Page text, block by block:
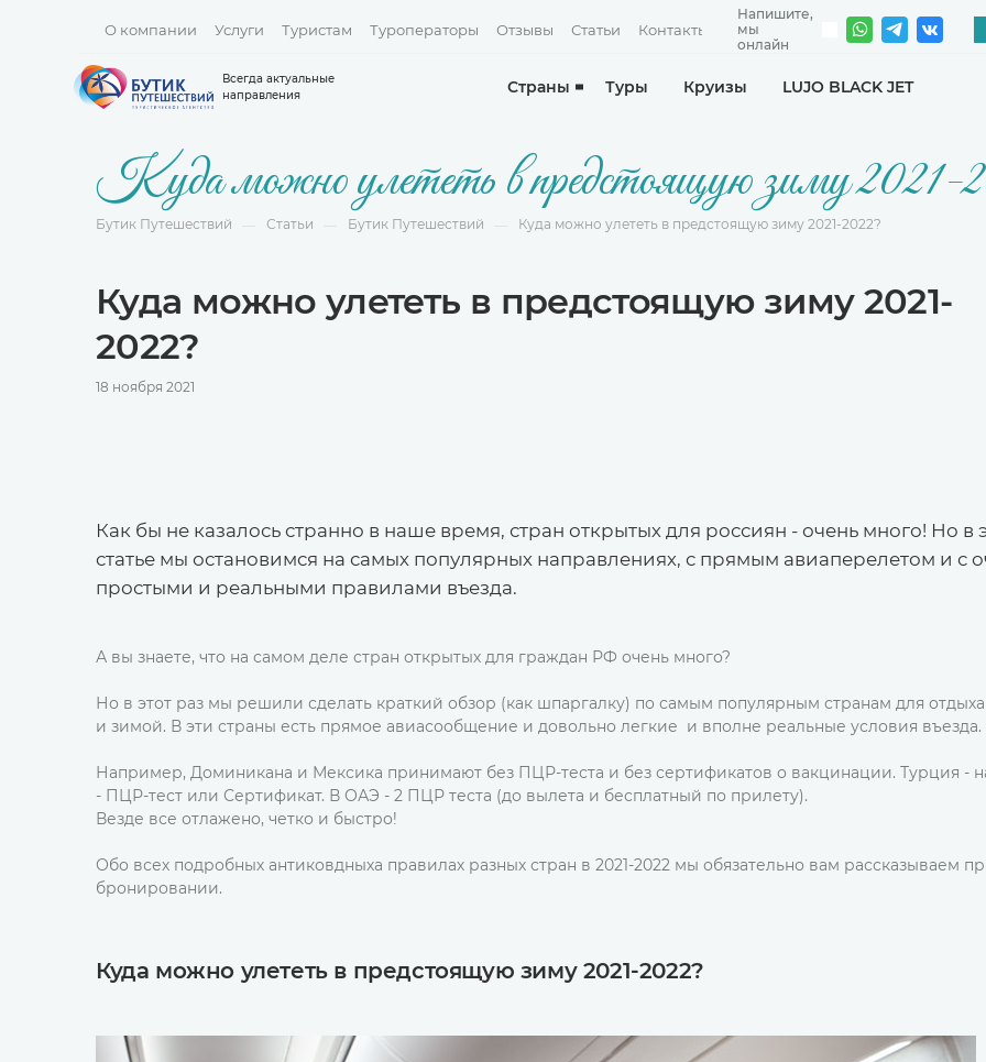
О компании Услуги Туристам Туроператоры Отзывы Статьи Контакты
Всегда актуальные
направления
Страны Туры Круизы LUJO BLACK JET
Куда можно улететь в предстоящую зиму 2021-
Бутик Путешествий Статьи Бутик Путешествий Куда можно улететь в предстоящую зиму 2021-2022?
Куда можно улететь в предстоящую зиму 2021-
2022?
18 ноября 2021
Как бы не казалось странно в наше время, стран открытых для россиян - очень много! Но в
статье мы остановимся на самых популярных направлениях, с прямым авиаперелетом и с
простыми и реальными правилами въезда.
А вы знаете, что на самом деле стран открытых для граждан РФ очень много?
Но в этот раз мы решили сделать краткий обзор (как шпаргалку) по самым популярным странам для
и зимой. В эти страны есть прямое авиасообщение и довольно легкие и вполне реальные условия въезда.
Например, Доминикана и Мексика принимают без ПЦР-теста и без сертификатов о вакцинации. Турция -
- ПЦР-тест или Сертификат. В ОАЭ - 2 ПЦР теста (до вылета и бесплатный по прилету).
Везде все отлажено, четко и быстро!
Обо всех подробных антиковдныха правилах разных стран в 2021-2022 мы обязательно вам рассказываем
бронировании.
Куда можно улететь в предстоящую зиму 2021-2022?